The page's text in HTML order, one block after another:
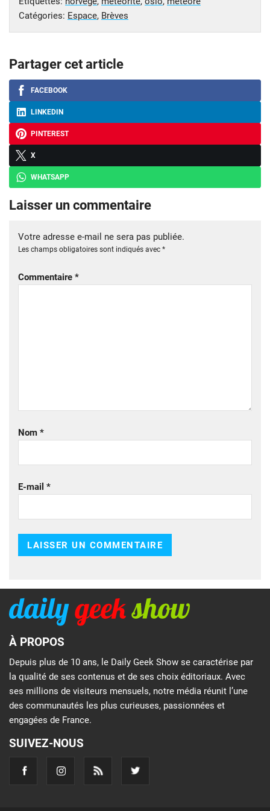
Catégories: Espace, Brèves
Partager cet article
FACEBOOK
LINKEDIN
PINTEREST
X
WHATSAPP
Laisser un commentaire
Votre adresse e-mail ne sera pas publiée.
Les champs obligatoires sont indiqués avec *
Commentaire *
Nom *
E-mail *
À PROPOS
Depuis plus de 10 ans, le Daily Geek Show se caractérise par
la qualité de ses contenus et de ses choix éditoriaux. Avec
ses millions de visiteurs mensuels, notre média réunit l’une
des communautés les plus curieuses, passionnées et
engagées de France.
SUIVEZ-NOUS